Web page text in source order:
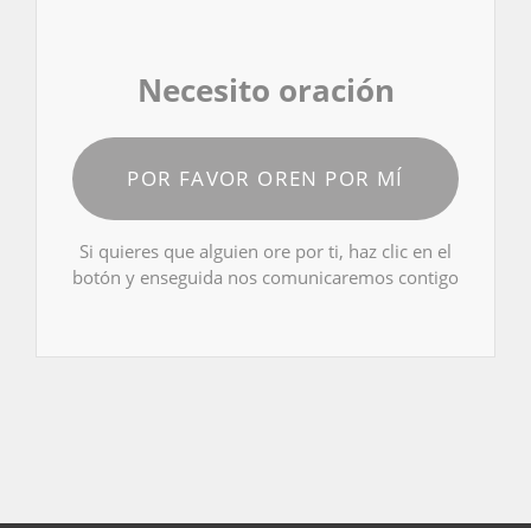
Necesito oración
POR FAVOR OREN POR MÍ
Si quieres que alguien ore por ti, haz clic en el
botón y enseguida nos comunicaremos contigo